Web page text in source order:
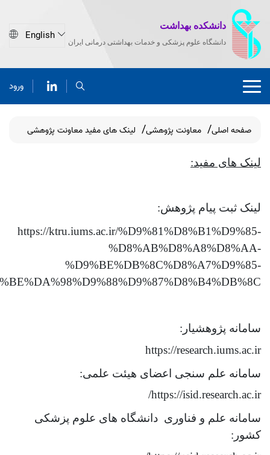
دانشکده بهداشت
دانشگاه علوم پزشکی و خدمات بهداشتی درمانی ایران
ورود
صفحه اصلی معاونت پژوهشی لینک های مفید معاونت پژوهشی
لینک های مفید:
لینک ثبت پیام پژوهش:
https://ktru.iums.ac.ir/%D9%81%D8%B1%D9%85-
%D8%AB%D8%A8%D8%AA-
%D9%BE%DB%8C%D8%A7%D9%85-
سامانه پژوهشیار:
https://research.iums.ac.ir
سامانه علم سنجی اعضای هیئت علمی:
https://isid.research.ac.ir/
سامانه علم و فناوری دانشگاه های علوم پزشکی
کشور: